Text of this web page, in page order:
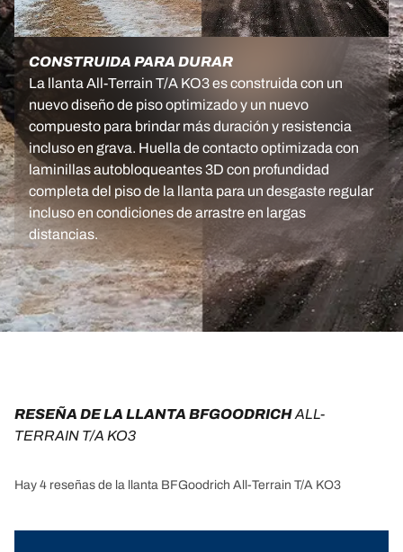
CONSTRUIDA PARA DURAR
La llanta All-Terrain T/A KO3 es construida con un
nuevo diseño de piso optimizado y un nuevo
compuesto para brindar más duración y resistencia
incluso en grava. Huella de contacto optimizada con
laminillas autobloqueantes 3D con profundidad
completa del piso de la llanta para un desgaste regular
incluso en condiciones de arrastre en largas
distancias.
RESEÑA DE LA LLANTA BFGOODRICH ALL-
TERRAIN T/A KO3
Hay 4 reseñas de la llanta BFGoodrich All-Terrain T/A KO3